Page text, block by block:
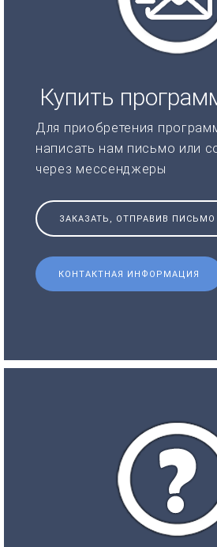
Купить
Для приобретения
написать нам письмо или
через мессенджеры
ЗАКАЗАТЬ, ОТПРАВИВ ПИСЬМО
КОНТАКТНАЯ ИНФОРМАЦИЯ